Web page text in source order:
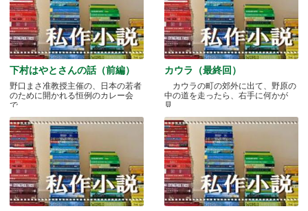
下村はやとさんの話（前編）
野口まさ准教授主催の、日本の若者
のために開かれる恒例のカレー会
で.....
カウラ（最終回）
カウラの町の郊外に出て、野原の
中の道を走ったら、右手に何かが
見.....